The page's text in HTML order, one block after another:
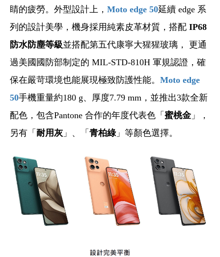
睛的疲勞。外型設計上， Moto edge 50延續 edge 系
列的設計美學，機身採用純素皮革材質，搭配 IP68
防水防塵等級並搭配第五代康寧大猩猩玻璃， 更通
過美國國防部制定的 MIL-STD-810H 軍規認證，確
保在嚴苛環境也能展現極致防護性能。 Moto edge
50手機重量約180 g、厚度7.79 mm，並推出3款全新
配色，包含Pantone 合作的年度代表色「 蜜桃金」，
另有「 耐用灰 」、「 青柏綠」等顏色選擇。